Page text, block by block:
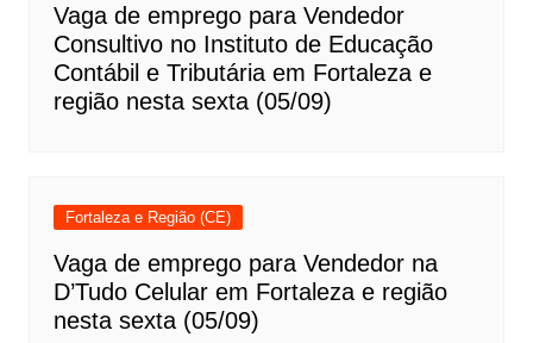
Vaga de emprego para Vendedor
Consultivo no Instituto de Educação
Contábil e Tributária em Fortaleza e
região nesta sexta (05/09)
Fortaleza e Região (CE)
Vaga de emprego para Vendedor na
D’Tudo Celular em Fortaleza e região
nesta sexta (05/09)